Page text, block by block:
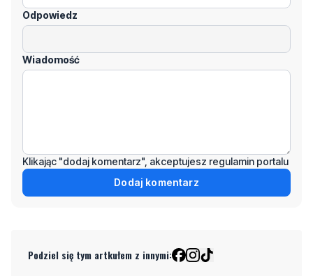
Odpowiedz
Wiadomość
Klikając "dodaj komentarz", akceptujesz regulamin portalu
Dodaj komentarz
Podziel się tym artkułem z innymi: